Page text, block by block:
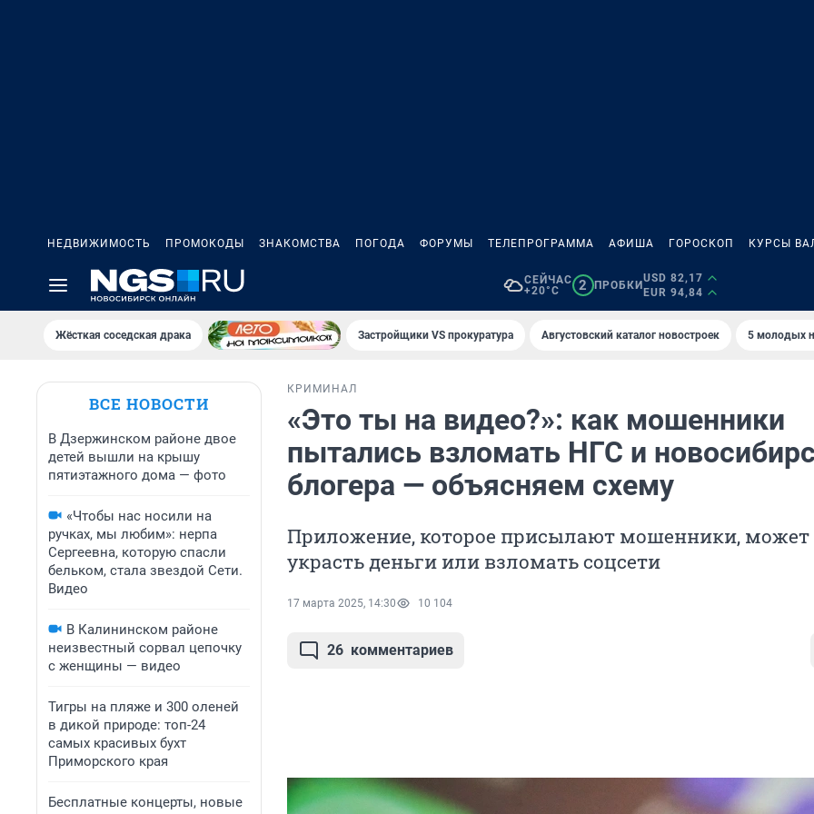
НЕДВИЖИМОСТЬ ПРОМОКОДЫ ЗНАКОМСТВА ПОГОДА ФОРУМЫ ТЕЛЕПРОГРАММА АФИША ГОРОСКОП КУРСЫ
СЕЙЧАС
+20°C
2 ПРОБКИ
USD 82,17
EUR 94,84
Жёсткая соседская драка Застройщики VS прокуратура Августовский каталог новостроек 5 молодых
ВСЕ НОВОСТИ
В Дзержинском районе двое
детей вышли на крышу
пятиэтажного дома — фото
«Чтобы нас носили на
ручках, мы любим»: нерпа
Сергеевна, которую спасли
бельком, стала звездой Сети.
Видео
В Калининском районе
неизвестный сорвал цепочку
с женщины — видео
Тигры на пляже и 300 оленей
в дикой природе: топ-24
самых красивых бухт
Приморского края
Бесплатные концерты, новые
КРИМИНАЛ
«Это ты на видео?»: как мошенники
пытались взломать НГС и
блогера — объясняем схему
Приложение, которое присылают мошенники, может
украсть деньги или взломать соцсети
17 марта 2025, 14:30 10 104
26 комментариев